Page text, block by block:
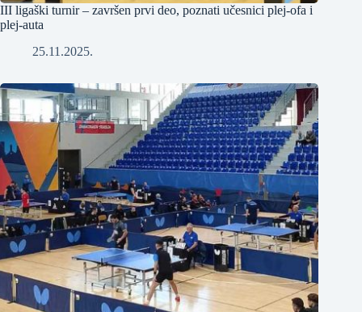
III ligaški turnir – završen prvi deo, poznati učesnici plej-ofa i
plej-auta
25.11.2025.